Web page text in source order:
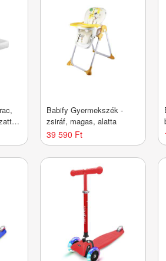
Babify Gyermekszék -
zsiráf, magas, alatta
39 590 Ft